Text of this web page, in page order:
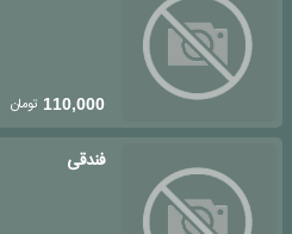
110,000 تومان
فندقی